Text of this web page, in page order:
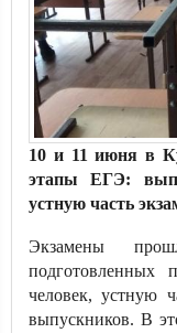
10 и 11 июня в
этапы ЕГЭ:
устную часть
Экзамены
подготовленных
человек, устную
выпускников. В